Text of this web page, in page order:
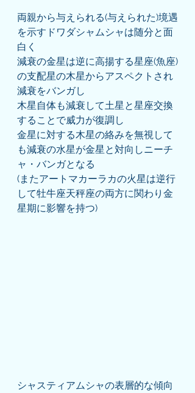
両親から与えられる(与えられた)境遇
を示すドワダシャムシャは随分と面
白く
減衰の金星は逆に高揚する星座(魚座)
の支配星の木星からアスペクトされ
減衰をバンガし
木星自体も減衰して土星と星座交換
することで威力が復調し
金星に対する木星の絡みを無視して
も減衰の水星が金星と対向しニーチ
ャ・バンガとなる
(またアートマカーラカの火星は逆行
して牡牛座天秤座の両方に関わり金
星期に影響を持つ)
シャスティアムシャの表層的な傾向